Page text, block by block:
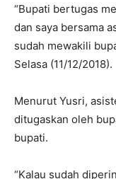
“Bupati bertugas
dan saya bersama
sudah mewakili
Selasa (11/12/2018).
Menurut Yusri,
ditugaskan oleh
bupati.
“Kalau sudah